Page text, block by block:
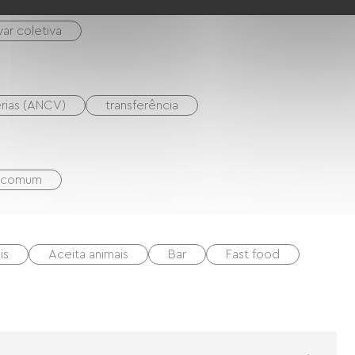
coletiva
(ANCV) transferência
Aceita animais Bar Fast food